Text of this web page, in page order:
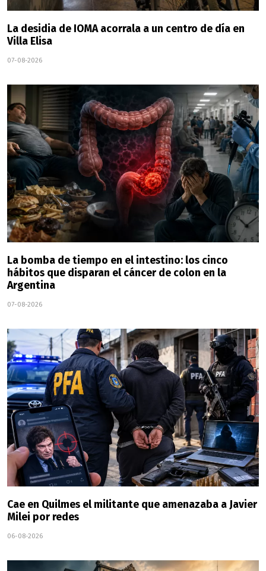
La desidia de IOMA acorrala a un centro de día en
Villa Elisa
07-08-2026
La bomba de tiempo en el intestino: los cinco
hábitos que disparan el cáncer de colon en la
Argentina
07-08-2026
Cae en Quilmes el militante que amenazaba a Javier
Milei por redes
06-08-2026